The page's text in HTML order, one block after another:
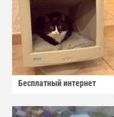
Бесплатный интернет